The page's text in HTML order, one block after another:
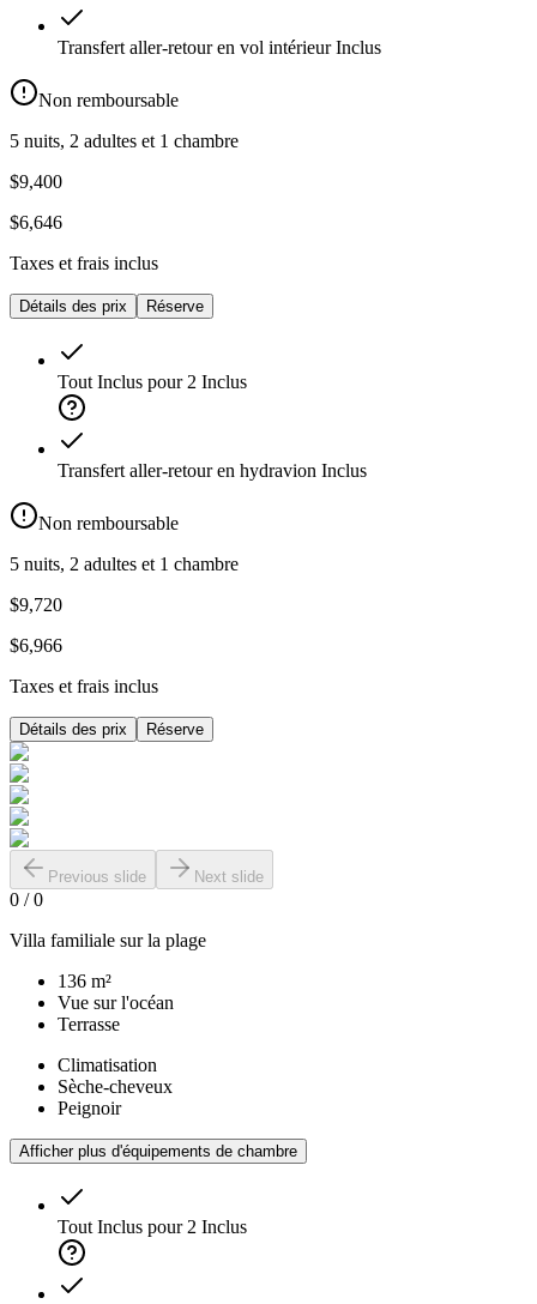
Transfert aller-retour en vol intérieur Inclus
Non remboursable
5 nuits, 2 adultes et 1 chambre
$9,400
$6,646
Taxes et frais inclus
Détails des prix Réserve
Tout Inclus pour 2 Inclus
Transfert aller-retour en hydravion Inclus
Non remboursable
5 nuits, 2 adultes et 1 chambre
$9,720
$6,966
Taxes et frais inclus
Détails des prix Réserve
Previous slide Next slide
0 /0
Villa familiale sur la plage
136 m²
Vue sur l'océan
Terrasse
Climatisation
Sèche-cheveux
Peignoir
Afficher plus d'équipements de chambre
Tout Inclus pour 2 Inclus